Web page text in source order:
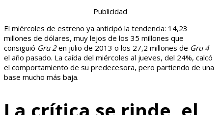
Publicidad
El miércoles de estreno ya anticipó la tendencia: 14,23
millones de dólares, muy lejos de los 35 millones que
consiguió Gru 2en julio de 2013 o los 27,2 millones de Gru 4
el año pasado. La caída del miércoles al jueves, del 24%, calcó
el comportamiento de su predecesora, pero partiendo de una
base mucho más baja.